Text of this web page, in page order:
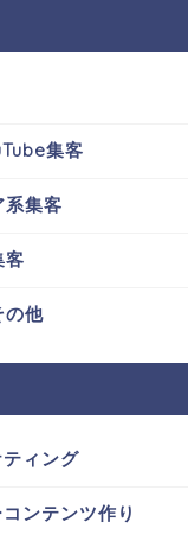
集客
系集客
客
の他
ィング
ンテンツ作り